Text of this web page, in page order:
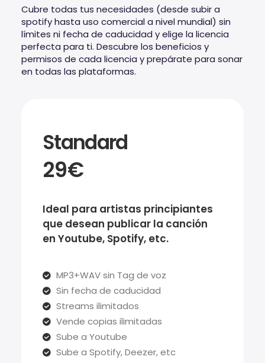
Cubre todas tus necesidades (desde subir a
spotify hasta uso comercial a nivel mundial) sin
límites ni fecha de caducidad y elige la licencia
perfecta para ti. Descubre los beneficios y
permisos de cada licencia y prepárate para sonar
en todas las plataformas.
Standard
29€
Ideal para artistas principiantes
que desean publicar la canción
en Youtube, Spotify, etc.
MP3+WAV sin Tag de voz
Sin fecha de caducidad
Streams ilimitados
Vende copias ilimitadas
Sube a Youtube
Sube a Spotify, Deezer, etc